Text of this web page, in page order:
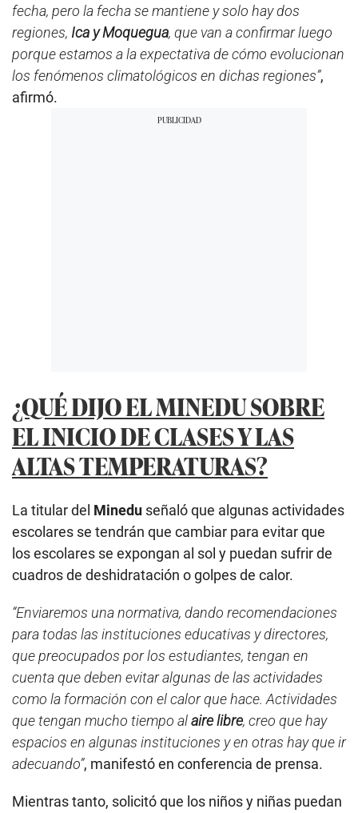
fecha, pero la fecha se mantiene y solo hay dos
regiones, Ica y Moquegua, que van a confirmar luego
porque estamos a la expectativa de cómo evolucionan
los fenómenos climatológicos en dichas regiones”,
afirmó.
¿QUÉ DIJO EL MINEDU SOBRE
EL INICIO DE CLASES Y LAS
ALTAS TEMPERATURAS?
La titular del Minedu señaló que algunas actividades
escolares se tendrán que cambiar para evitar que
los escolares se expongan al sol y puedan sufrir de
cuadros de deshidratación o golpes de calor.
“Enviaremos una normativa, dando recomendaciones
para todas las instituciones educativas y directores,
que preocupados por los estudiantes, tengan en
cuenta que deben evitar algunas de las actividades
como la formación con el calor que hace. Actividades
que tengan mucho tiempo alaire libre, creo que hay
espacios en algunas instituciones y en otras hay que ir
adecuando”, manifestó en conferencia de prensa.
Mientras tanto, solicitó que los niños y niñas puedan